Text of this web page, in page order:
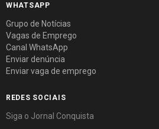
WHATSAPP
Grupo de Notícias
Vagas de Emprego
Canal WhatsApp
Enviar denúncia
Enviar vaga de emprego
REDES SOCIAIS
Siga o Jornal Conquista